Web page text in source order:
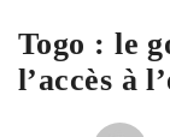
Togo : le
l’accès à